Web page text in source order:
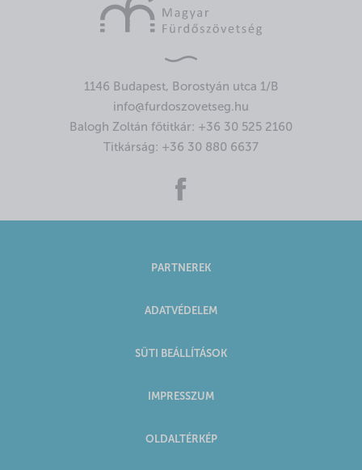
1146 Budapest, Borostyán utca 1/B
info@furdoszovetseg.hu
Balogh Zoltán főtitkár: +36 30 525 2160
Titkárság: +36 30 880 6637
PARTNEREK
ADATVÉDELEM
SÜTI BEÁLLÍTÁSOK
IMPRESSZUM
OLDALTÉRKÉP